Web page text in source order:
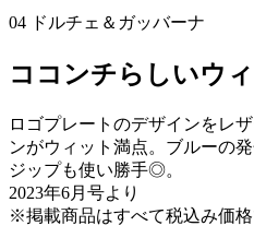
04 ドルチェ＆ガッバーナ
ココンチらしいウ
ロゴプレートのデザインをレ
ンがウィット満点。ブルーの
ジップも使い勝手◎。
2023年6月号より
※掲載商品はすべて税込み価